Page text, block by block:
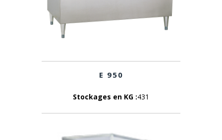
E 950
Stockages en KG :431